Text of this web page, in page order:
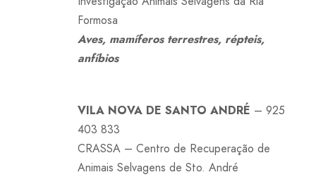
Formosa
Aves, mamíferos terrestres, répteis,
anfíbios
VILA NOVA DE SANTO ANDRÉ – 925
403 833
CRASSA – Centro de Recuperação de
Animais Selvagens de Sto. André